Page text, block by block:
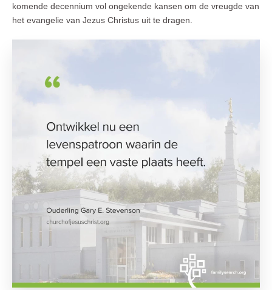
komende decennium vol ongekende kansen om de vreugde van
het evangelie van Jezus Christus uit te dragen.